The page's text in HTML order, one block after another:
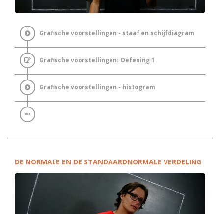
Grafische voorstellingen - staaf en schijfdiagram
Grafische voorstellingen: Oefening 1
Grafische voorstellingen - histogram
DE NORMALE EN DE STANDAARDNORMALE VERDELING